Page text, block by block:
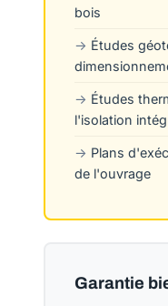
bois
Études
Études
l'isolation
Plans
de l'ouvrage
Garantie